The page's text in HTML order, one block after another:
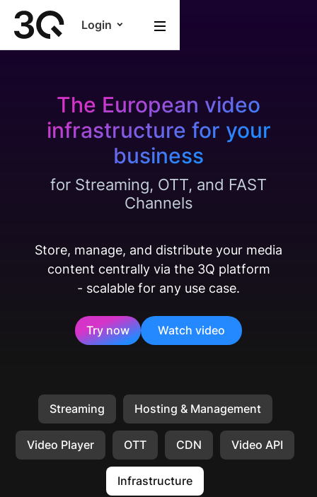
Login
The European video
infrastructure for your
business
for Streaming, OTT, and FAST
Channels
Store, manage, and distribute your media
content centrally via the 3Q platform
- scalable for any use case.
Try now Watch video
Streaming Hosting & Management
Video Player OTT CDN Video API
Infrastructure